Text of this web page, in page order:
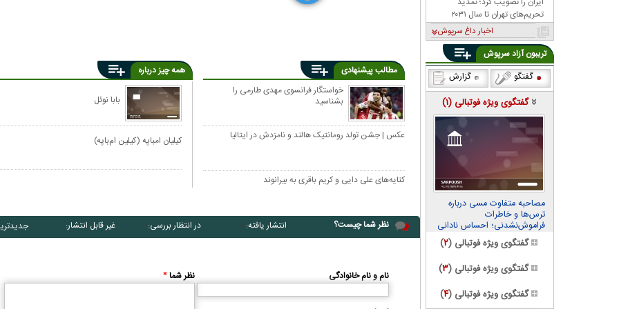
مطالب پیشنهادی
خواستگار فرانسوی مهدی طارمی را
بشناسید
عکس | جشن تولد رومانتیک هالند و نامزدش در ایتالیا
کنایه‌های علی دایی و کریم باقری به بیرانوند
همه چیز درباره
بابا نوئل
کیلیان امباپه (کیلین ام‌باپه)
نظر شما چیست؟ انتشار یافته: ۰ در انتظار بررسی: ۰ غیر قابل انتشار: ۰
نام و نام خانوادگی نظر شما*
تحریم‌های تهران تا سال ۲۰۳۱
اخبار داغ سرپوش
تریبون آزاد سرپوش
گفتگو
گزارش
گفتگوی ویژه فوتبالی (۱)
مصاحبه متفاوت مسی درباره
ترس‌ها و خاطرات
فراموش‌نشدنی؛ احساس نادانی
می‌کنمگفتگوی ویژه فوتبالی (۲)
گفتگوی ویژه فوتبالی (۳)
گفتگوی ویژه فوتبالی (۴)